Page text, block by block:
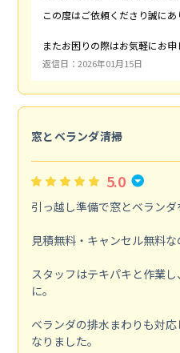
この度はご依頼くださり誠にあ
またお困りの際はお気軽にお申
返信日：2026年01月15日
窓とベランダ清掃
5.0
引っ越し準備で窓とベランダ
見積無料・キャンセル無料な
スタッフはテキパキと作業
に。
ベランダの排水まわりも対
なりました。